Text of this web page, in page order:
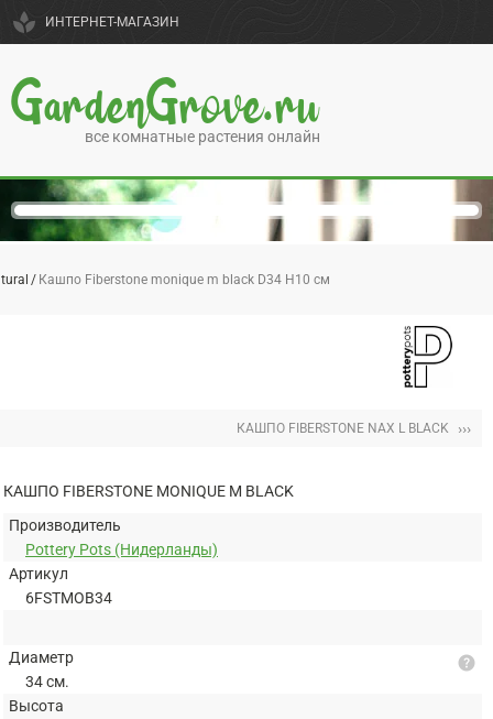
spa ИНТЕРНЕТ-МАГАЗИН
GardenGrove.ru
все комнатные растения онлайн
Кашпо Fiberstone monique m black D34 H10 см
КАШПО FIBERSTONE NAX L BLACK ›››
КАШПО FIBERSTONE MONIQUE M BLACK
Производитель
Pottery Pots (Нидерланды)
Артикул
6FSTMOB34
Диаметр
34 см.
Высота
help